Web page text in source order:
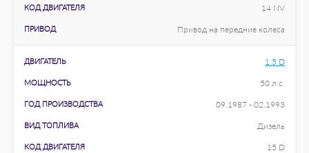
КОД ДВИГАТЕЛЯ 14 NV
ПРИВОД Привод на передние колеса
ДВИГАТЕЛЬ 1.5 D
МОЩНОСТЬ 50 л.с.
ГОД ПРОИЗВОДСТВА 09.1987 - 02.1993
ВИД ТОПЛИВА Дизель
КОД ДВИГАТЕЛЯ 15 D